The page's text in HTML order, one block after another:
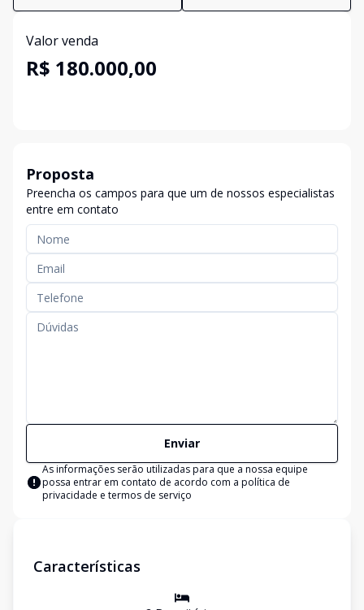
Valor venda
R$ 180.000,00
Proposta
Preencha os campos para que um de nossos especialistas
entre em contato
Enviar
As informações serão utilizadas para que a nossa equipe
possa entrar em contato de acordo com a política de
privacidade e termos de serviço
Características